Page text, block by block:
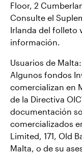
Floor, 2
Consulte el
Irlanda del folleto
información.
Usuarios de Malta:
Algunos fondos
comercializan en
de la Directiva
documentación
comercializados
Limited, 171, Old
Malta, o de su